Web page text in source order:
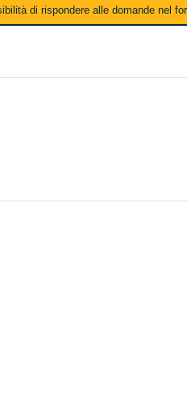
di rispondere alle domande nel